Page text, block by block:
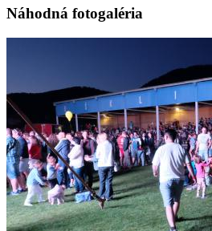
Náhodná fotogaléria